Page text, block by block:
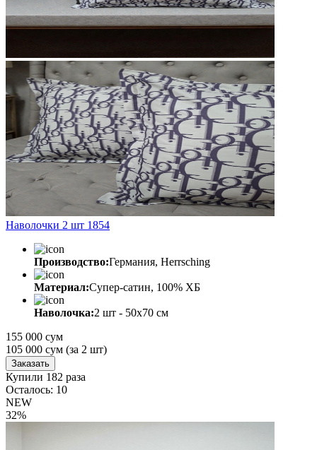
Наволочки 2 шт 1854
Производство:Германия, Herrsching
Материал:Супер-сатин, 100% ХБ
Наволочка:2 шт - 50x70 см
155 000 сум
105 000 сум (за 2 шт)
Заказать
Купили 182 раза
Осталось: 10
NEW
32%